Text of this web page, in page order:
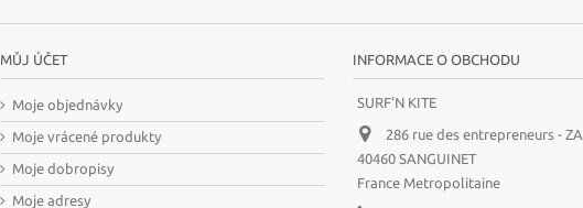
MŮJ ÚČET
Moje objednávky
Moje vrácené produkty
Moje dobropisy
Moje adresy
INFORMACE O OBCHODU
SURF'N KITE
286 rue des entrepreneurs -
40460 SANGUINET
France Metropolitaine